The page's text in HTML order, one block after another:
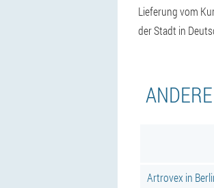
Lieferung vom
der Stadt in
Artrovex in